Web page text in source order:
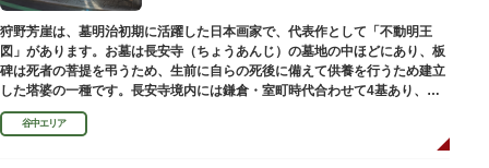
狩野芳崖は、墓明治初期に活躍した日本画家で、代表作として「不動明王
図」があります。お墓は長安寺（ちょうあんじ）の墓地の中ほどにあり、板
碑は死者の菩提を弔うため、生前に自らの死後に備えて供養を行うため建立
した塔婆の一種です。長安寺境内には鎌倉・室町時代合わせて4基あり、
「長安寺板碑」として台東区の有形文化財に指定されています。
谷中エリア